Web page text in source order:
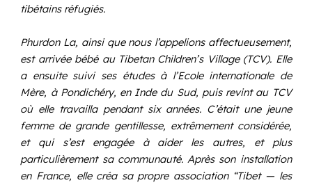
tibétains réfugiés.
Phurdon La, ainsi que nous l’appelions affectueusement,
est arrivée bébé au Tibetan Children’s Village (TCV). Elle
a ensuite suivi ses études à l’Ecole internationale de
Mère, à Pondichéry, en Inde du Sud, puis revint au TCV
où elle travailla pendant six années. C’était une jeune
femme de grande gentillesse, extrêmement considérée,
et qui s’est engagée à aider les autres, et plus
particulièrement sa communauté. Après son installation
en France, elle créa sa propre association “Tibet — les